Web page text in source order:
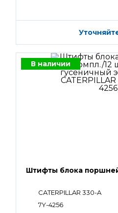
В наличии
Штифты блока
CATERPILLAR 330-A
7Y-4256